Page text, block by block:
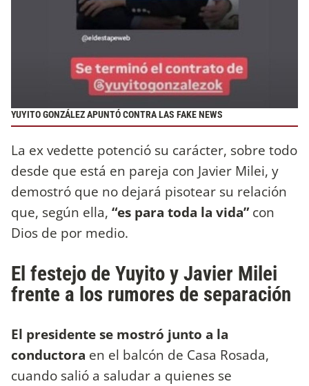
YUYITO GONZÁLEZ APUNTÓ CONTRA LAS FAKE NEWS
La ex vedette potenció su carácter, sobre todo
desde que está en pareja con Javier Milei, y
demostró que no dejará pisotear su relación
que, según ella, “es para toda la vida”con
Dios de por medio.
El festejo de Yuyito y Javier Milei
frente a los rumores de separación
El presidente se mostró junto a la
conductora en el balcón de Casa Rosada,
cuando salió a saludar a quienes se